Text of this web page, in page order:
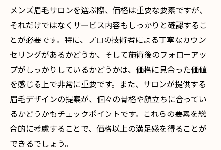
駅近サロンの価格のメリット
表参道駅でお得にメンズ眉毛ケアを受ける
方法
価格比較で見つける理想のサロン
高級サロンとリーズナブルサロンの価格差
賢く選ぶ表参道駅メンズ眉毛サロン価格とサー
ビスのポイント
価格だけでなくアフターケアも重要
サロンの雰囲気と価格の関係
メンズ眉毛サロンを選ぶ際、価格は重要な要素ですが、
それだけではなくサービス内容もしっかりと確認するこ
とが必要です。特に、プロの技術者による丁寧なカウン
セリングがあるかどうか、そして施術後のフォローアッ
プがしっかりしているかどうかは、価格に見合った価値
を感じる上で非常に重要です。また、サロンが提供する
眉毛デザインの提案が、個々の骨格や顔立ちに合ってい
るかどうかもチェックポイントです。これらの要素を総
合的に考慮することで、価格以上の満足感を得ることが
できるでしょう。